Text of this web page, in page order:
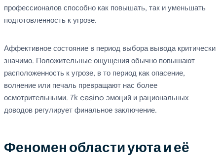
профессионалов способно как повышать, так и уменьшать
подготовленность к угрозе.
Аффективное состояние в период выбора вывода критически
значимо. Положительные ощущения обычно повышают
расположенность к угрозе, в то период как опасение,
волнение или печаль превращают нас более
осмотрительными. 7k casino эмоций и рациональных
доводов регулирует финальное заключение.
Феномен области уюта и её